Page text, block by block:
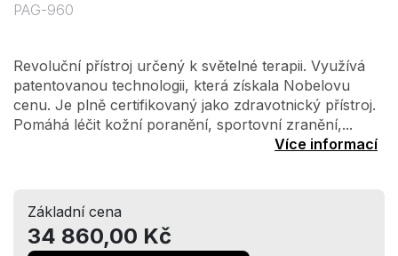
PAG-960
Revoluční přístroj určený k světelné terapii. Využívá
patentovanou technologii, která získala Nobelovu
cenu. Je plně certifikovaný jako zdravotnický přístroj.
Pomáhá léčit kožní poranění, sportovní zranění,...
Více informací
Základní cena
34 860,00 Kč